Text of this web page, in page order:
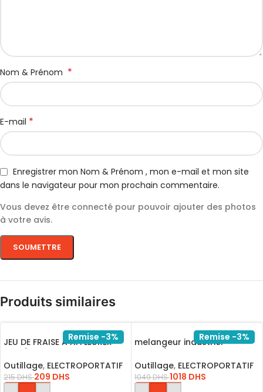
Nom & Prénom *
E-mail *
Enregistrer mon Nom & Prénom , mon e-mail et mon site
dans le navigateur pour mon prochain commentaire.
Vous devez être connecté pour pouvoir ajouter des photos
à votre avis.
Produits similaires
Remise -3%
JEU DE FRAISE A AFFLEURER
Outillage, ELECTROPORTATIF
215DHS 209 DHS
Remise -3%
melangeur industriel
Outillage, ELECTROPORTATIF
1049DHS1018 DHS